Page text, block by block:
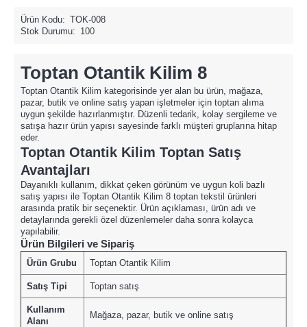
Ürün Kodu: TOK-008
Stok Durumu: 100
Toptan Otantik Kilim 8
Toptan Otantik Kilim kategorisinde yer alan bu ürün, mağaza,
pazar, butik ve online satış yapan işletmeler için toptan alıma
uygun şekilde hazırlanmıştır. Düzenli tedarik, kolay sergileme ve
satışa hazır ürün yapısı sayesinde farklı müşteri gruplarına hitap
eder.
Toptan Otantik Kilim Toptan Satış
Avantajları
Dayanıklı kullanım, dikkat çeken görünüm ve uygun koli bazlı
satış yapısı ile Toptan Otantik Kilim 8 toptan tekstil ürünleri
arasında pratik bir seçenektir. Ürün açıklaması, ürün adı ve
detaylarında gerekli özel düzenlemeler daha sonra kolayca
yapılabilir.
Ürün Bilgileri ve Sipariş
Ürün Grubu Toptan Otantik Kilim
Satış Tipi Toptan satış
Kullanım
Alanı
Mağaza, pazar, butik ve online satış